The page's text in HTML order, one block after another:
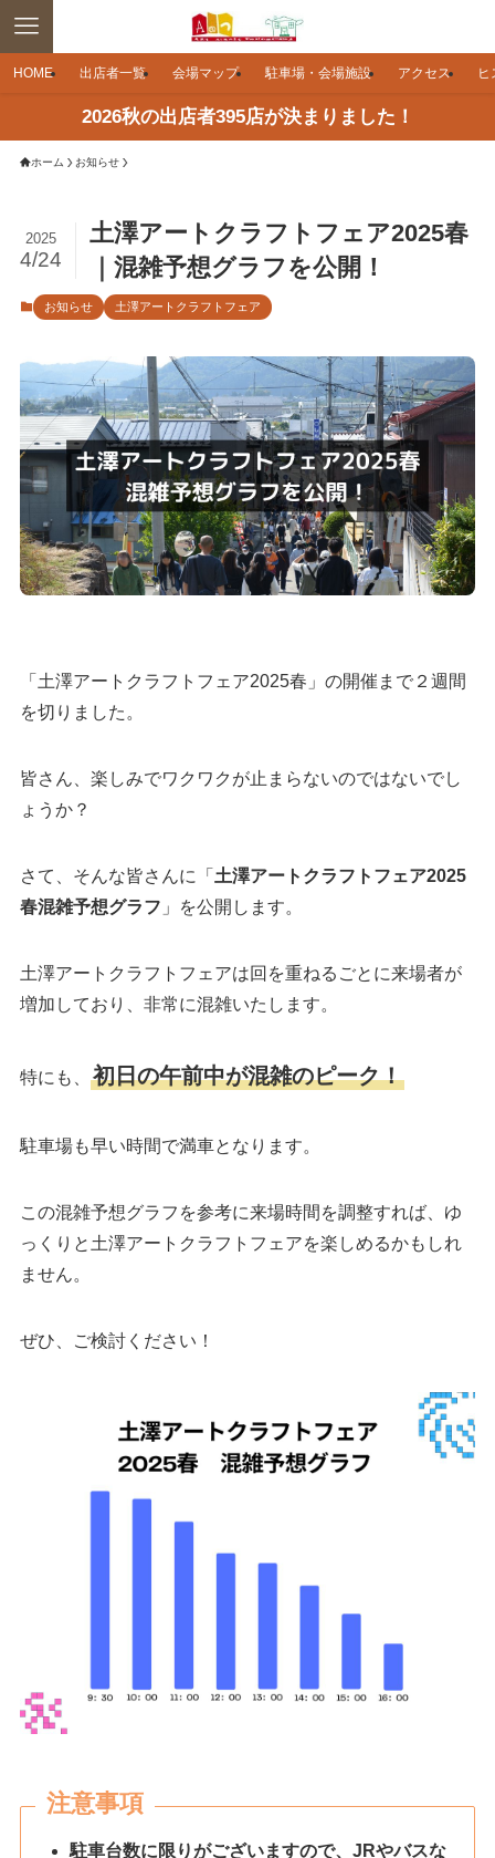
HOME 出店者一覧 会場マップ 駐車場・会場施設 アクセス ヒ
2026秋の出店者395店が決まりました！
ホーム お知らせ
土澤アートクラフトフェア2025春
｜混雑予想グラフを公開！
2025
4/24
お知らせ 土澤アートクラフトフェア
「土澤アートクラフトフェア2025春」の開催まで２週間
を切りました。
皆さん、楽しみでワクワクが止まらないのではないでし
ょうか？
さて、そんな皆さんに「 土澤アートクラフトフェア2025
春混雑予想グラフ 」を公開します。
土澤アートクラフトフェアは回を重ねるごとに来場者が
増加しており、非常に混雑いたします。
特にも、 初日の午前中が混雑のピーク！
駐車場も早い時間で満車となります。
この混雑予想グラフを参考に来場時間を調整すれば、ゆ
っくりと土澤アートクラフトフェアを楽しめるかもしれ
ません。
ぜひ、ご検討ください！
注意事項
駐車台数に限りがございますので、JRやバスな